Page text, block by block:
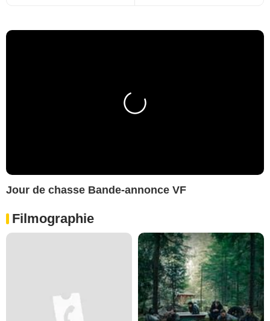
Jour de chasse Bande-annonce VF
Filmographie